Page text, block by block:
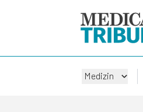
Medizin